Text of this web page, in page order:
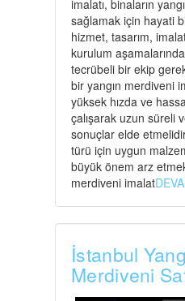
imalatı, binaların
sağlamak için hayati
hizmet, tasarım,
kurulum
tecrübeli bir ekip
bir yangın merdiveni
yüksek hızda ve
çalışarak uzun süreli
sonuçlar elde
türü için uygun
büyük önem arz
merdiveni imalat
İstanbul
Merdiveni